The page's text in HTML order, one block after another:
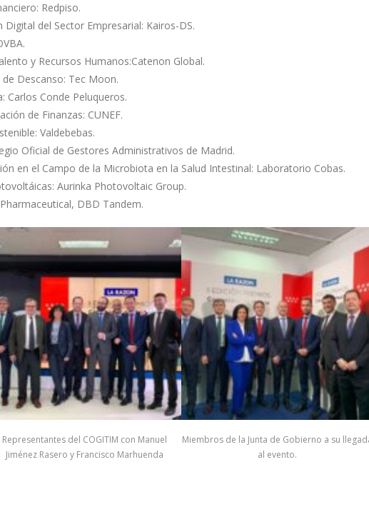
Redpiso.
del Sector Empresarial: Kairos-DS.
y Recursos Humanos:Catenon Global.
Descanso: Tec Moon.
Carlos Conde Peluqueros.
de Finanzas: CUNEF.
Valdebebas.
Oficial de Gestores Administrativos de Madrid.
en el Campo de la Microbiota en la Salud Intestinal: Laboratorio Cobas.
Aurinka Photovoltaic Group.
DBD Tandem.
Representantes del COGITIM con Manuel
Jiménez Rasero y Francisco Marhuenda
Miembros de la Junta de Gobierno a su
al evento.